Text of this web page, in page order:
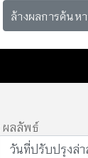
ล้างผลการค้นหา
ผลลัพธ์